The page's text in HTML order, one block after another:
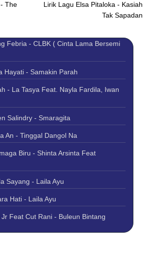
The
Lirik Lagu Elsa Pitaloka - Kasiah
Tak Sapadan
Febria - CLBK ( Cinta Lama Bersemi
Hayati - Samakin Parah
- La Tasya Feat. Nayla Fardila, Iwan
Salindry - Smaragita
An - Tinggal Dangol Na
Biru - Shinta Arsinta Feat
Sayang - Laila Ayu
Hati - Laila Ayu
Feat Cut Rani - Buleun Bintang